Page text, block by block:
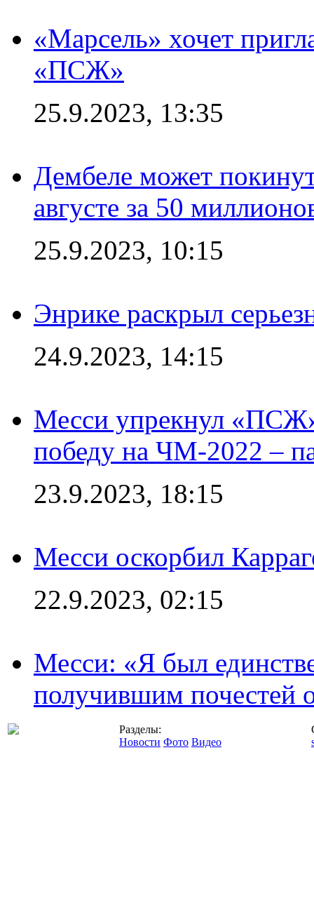
«Марсель» хочет
«ПСЖ»
25.9.2023, 13:35
Дембеле может
августе за 50
25.9.2023, 10:15
Энрике раскрыл
24.9.2023, 14:15
Месси упрекнул «ПСЖ»
победу на ЧМ-2022 –
23.9.2023, 18:15
Месси оскорбил
22.9.2023, 02:15
Месси: «Я был
получившим почестей
Разделы:
Новости Фото Видео